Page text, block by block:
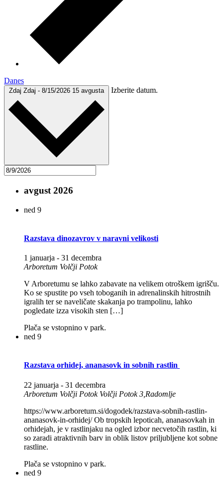
Danes
Zdaj Zdaj - 8/15/2026 15 avgusta Izberite datum.
avgust 2026
ned 9
Razstava dinozavrov v naravni velikosti
1 januarja - 31 decembra
Arboretum Volčji Potok
V Arboretumu se lahko zabavate na velikem otroškem igrišču.
Ko se spustite po vseh toboganih in adrenalinskih hitrostnih
igralih ter se naveličate skakanja po trampolinu, lahko
pogledate izza visokih sten […]
Plača se vstopnino v park.
ned 9
Razstava orhidej, ananasovk in sobnih rastlin
22 januarja - 31 decembra
Arboretum Volčji Potok Volčji Potok 3,Radomlje
https://www.arboretum.si/dogodek/razstava-sobnih-rastlin-
ananasovk-in-orhidej/ Ob tropskih lepoticah, ananasovkah in
orhidejah, je v rastlinjaku na ogled izbor necvetočih rastlin, ki
so zaradi atraktivnih barv in oblik listov priljubljene kot sobne
rastline.
Plača se vstopnino v park.
ned 9